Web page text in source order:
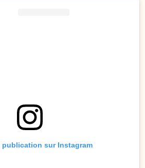
publication sur Instagram